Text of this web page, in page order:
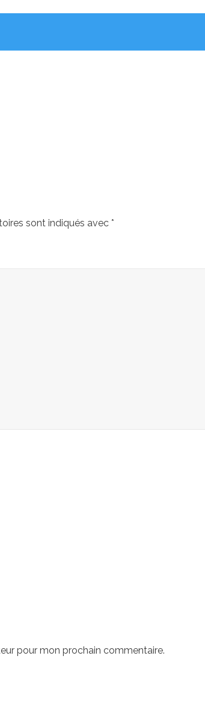
sont indiqués avec *
pour mon prochain commentaire.